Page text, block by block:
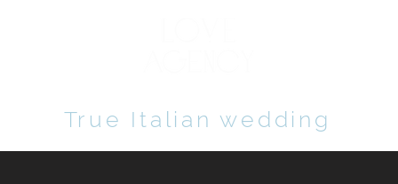
True Italian wedding